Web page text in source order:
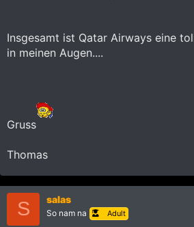
Insgesamt ist Qatar Airways eine
in meinen Augen....
Gruss
Thomas
S salas
So nam na Adult